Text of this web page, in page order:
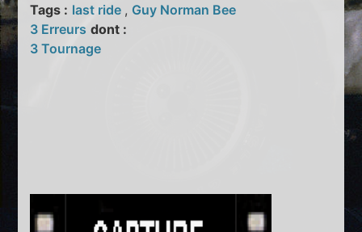
Tags : last ride , Guy Norman Bee
3 Erreurs dont :
3 Tournage